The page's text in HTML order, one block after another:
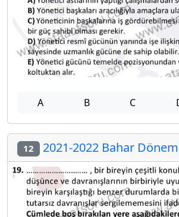
A B C
12 2021-2022 Bahar Dönemi